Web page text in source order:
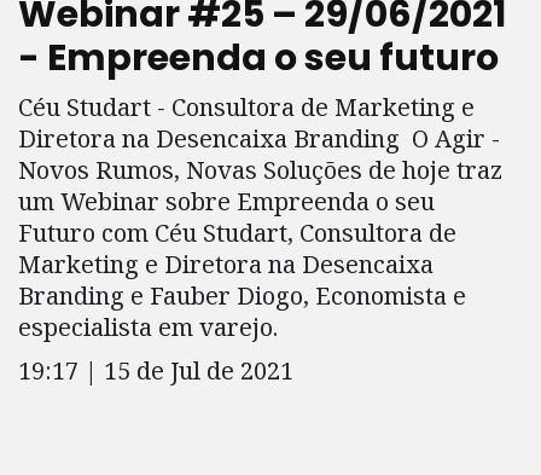
Webinar #25 – 29/06/2021
- Empreenda o seu futuro
Céu Studart - Consultora de Marketing e
Diretora na Desencaixa Branding O Agir -
Novos Rumos, Novas Soluções de hoje traz
um Webinar sobre Empreenda o seu
Futuro com Céu Studart, Consultora de
Marketing e Diretora na Desencaixa
Branding e Fauber Diogo, Economista e
especialista em varejo.
19:17 | 15 de Jul de 2021